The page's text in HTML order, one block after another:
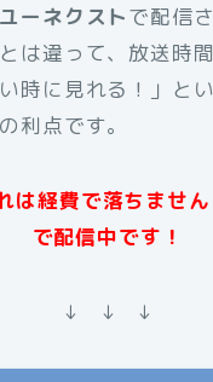
ユーネクストで配信
は違って、放送時
時に見れる！」と
利点です。
は経費で落ちませ
で配信中です！
↓ ↓ ↓